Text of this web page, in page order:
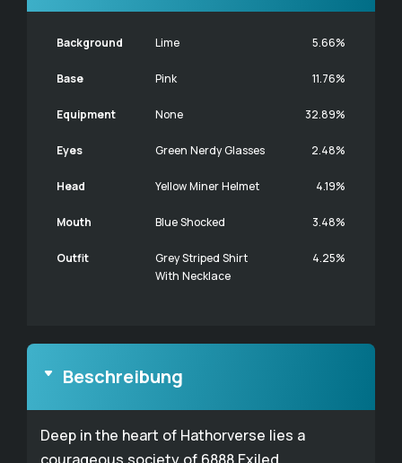
Background Lime 5.66%
Base Pink 11.76%
Equipment None 32.89%
Eyes Green Nerdy Glasses 2.48%
Head Yellow Miner Helmet 4.19%
Mouth Blue Shocked 3.48%
Outfit
Grey Striped Shirt
With Necklace
4.25%
Beschreibung
Deep in the heart of Hathorverse lies a